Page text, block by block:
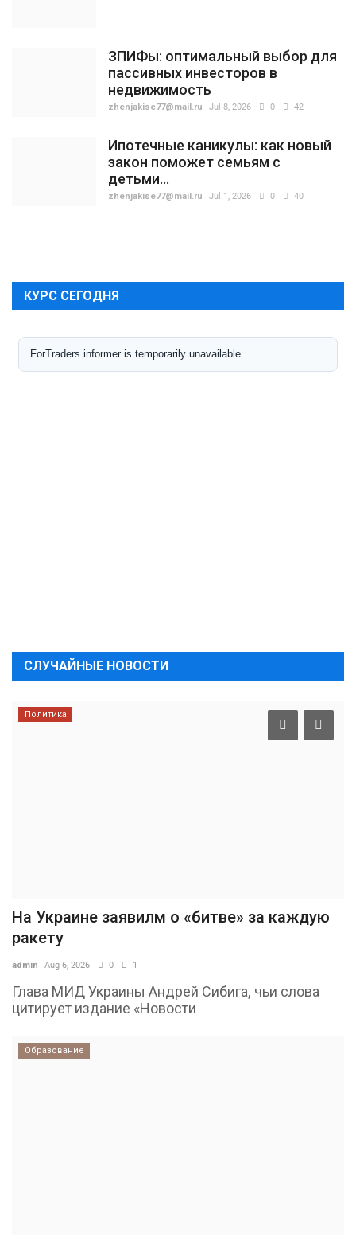
ЗПИФы: оптимальный выбор для
пассивных инвесторов в
недвижимость
zhenjakise77@mail.ru Jul 8, 2026 0 42
Ипотечные каникулы: как новый
закон поможет семьям с
детьми...
zhenjakise77@mail.ru Jul 1, 2026 0 40
КУРС СЕГОДНЯ
СЛУЧАЙНЫЕ НОВОСТИ
Политика
На Украине заявилм о «битве» за каждую
ракету
admin Aug 6, 2026 0 1
Глава МИД Украины Андрей Сибига, чьи слова
цитирует издание «Новости
Образование